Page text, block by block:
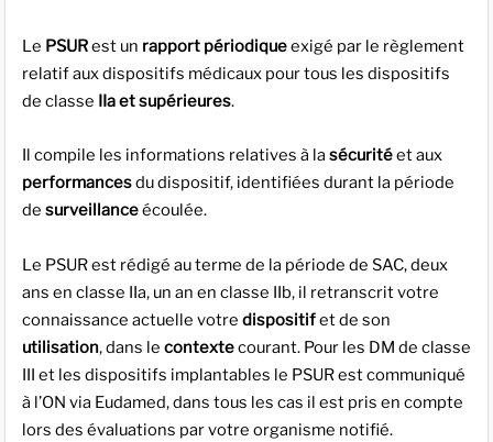
Le PSURest un rapport périodiqueexigé par le règlement
relatif aux dispositifs médicaux pour tous les dispositifs
de classe IIa et supérieures.
Il compile les informations relatives à la sécuritéet aux
performancesdu dispositif, identifiées durant la période
de surveillanceécoulée.
Le PSUR est rédigé au terme de la période de SAC, deux
ans en classe IIa, un an en classe IIb, il retranscrit votre
connaissance actuelle votre dispositifet de son
utilisation, dans le contextecourant. Pour les DM de classe
III et les dispositifs implantables le PSUR est communiqué
à l’ON via Eudamed, dans tous les cas il est pris en compte
lors des évaluations par votre organisme notifié.